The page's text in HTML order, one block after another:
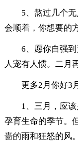
5、熬过几个无
会顺着，你想要的
6、愿你自强到
人宠有人惯。二月
更多2月你好3月
1、三月，应该
孕育生命的季节。
啬的雨和狂怒的风